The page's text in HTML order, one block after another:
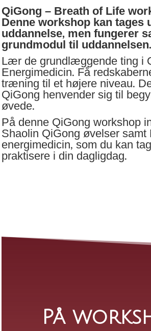
QiGong – Breath of Life
Denne workshop kan
uddannelse, men fungerer
grundmodul til uddannelsen.
Lær de grundlæggende ting i
Energimedicin. Få
træning til et højere niveau.
QiGong henvender sig til
øvede.
På denne QiGong workshop
Shaolin QiGong øvelser
energimedicin, som du kan
praktisere i din dagligdag.
På